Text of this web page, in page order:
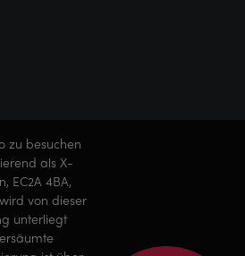
zu besuchen
als X-
EC2A 4BA,
von dieser
unterliegt